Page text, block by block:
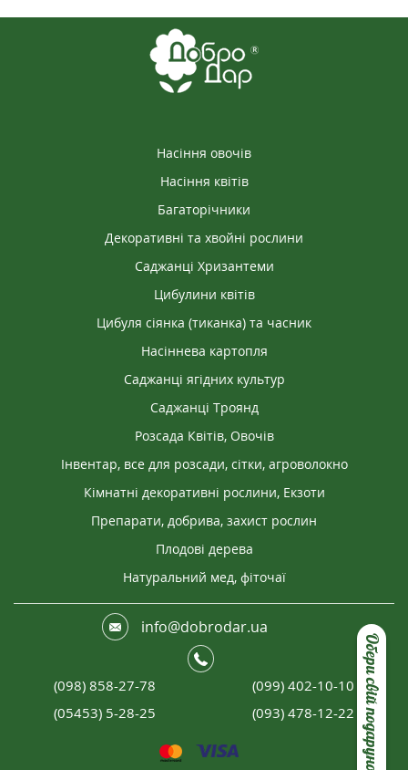
Обери свій подарунок
Насіння овочів
Насіння квітів
Багаторічники
Декоративні та хвойні рослини
Саджанці Хризантеми
Цибулини квітів
Цибуля сіянка (тиканка) та часник
Насіннева картопля
Саджанці ягідних культур
Саджанці Троянд
Розсада Квітів, Овочів
Інвентар, все для розсади, сітки, агроволокно
Кімнатні декоративні рослини, Екзоти
Препарати, добрива, захист рослин
Плодові дерева
Натуральний мед, фіточаї
info@dobrodar.ua
(098) 858-27-78
(099) 402-10-10
(05453) 5-28-25
(093) 478-12-22